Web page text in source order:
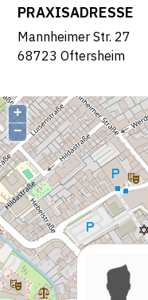
PRAXISADRESSE
Mannheimer Str. 27
68723 Oftersheim